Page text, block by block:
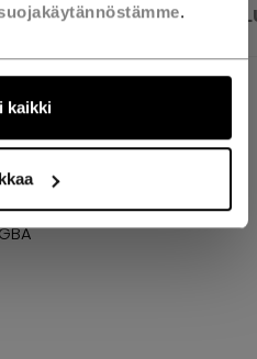
.
kaikki
TIEDOT
NA
N/A